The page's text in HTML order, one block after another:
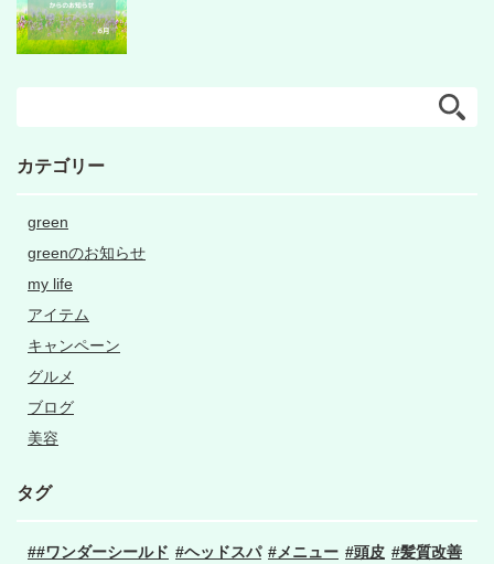
カテゴリー
green
greenのお知らせ
my life
アイテム
キャンペーン
グルメ
ブログ
美容
タグ
#ワンダーシールド ヘッドスパ メニュー 頭皮 髪質改善